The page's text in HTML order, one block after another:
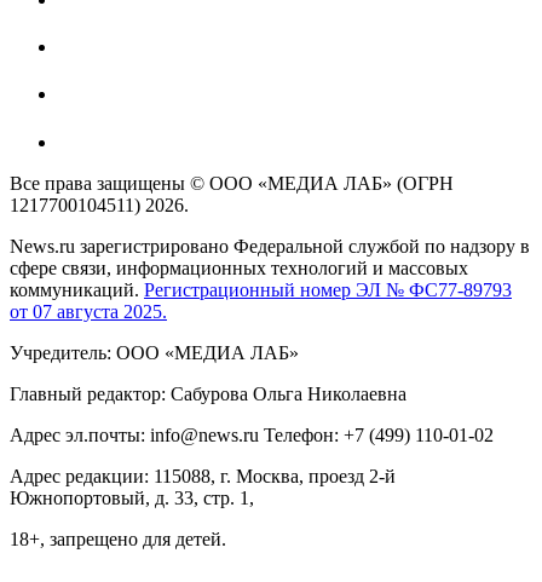
Все права защищены © ООО «МЕДИА ЛАБ» (ОГРН
1217700104511) 2026.
News.ru зарегистрировано Федеральной службой по надзору в
сфере связи, информационных технологий и массовых
коммуникаций. Регистрационный номер ЭЛ № ФС77-89793
от 07 августа 2025.
Учредитель: ООО «МЕДИА ЛАБ»
Главный редактор: Сабурова Ольга Николаевна
Адрес эл.почты: info@news.ru Телефон: +7 (499) 110-01-02
Адрес редакции: 115088, г. Москва, проезд 2-й
Южнопортовый, д. 33, стр. 1,
18+, запрещено для детей.